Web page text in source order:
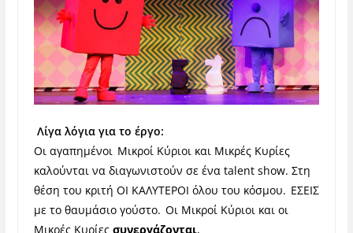
Λίγα λόγια για το έργο:
Οι αγαπημένοι Μικροί Κύριοι και Μικρές Κυρίες
καλούνται να διαγωνιστούν σε ένα talent show. Στη
θέση του κριτή ΟΙ ΚΑΛΥΤΕΡΟΙ όλου του κόσμου. ΕΣΕΙΣ
με το θαυμάσιο γούστο. Οι Μικροί Κύριοι και οι
Μικρές Κυρίες συνεργάζονται,